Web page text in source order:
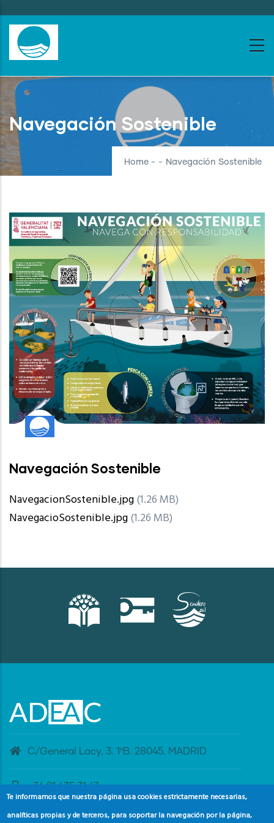
to
main
content
Navegación Sostenible
Home - - Navegación Sostenible
Navegación Sostenible
NavegacionSostenible.jpg(1.26 MB)
NavegacioSostenible.jpg(1.26 MB)
C/General Lacy, 3. 1ºB. 28045. MADRID
+34 91 435 31 47
Te informamos que nuestra página usa cookies estrictamente necesarias,
analíticas propias y de terceros, para soportar la navegación por la página,